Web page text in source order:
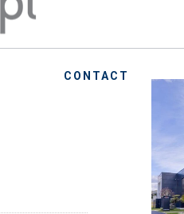
CONTACT